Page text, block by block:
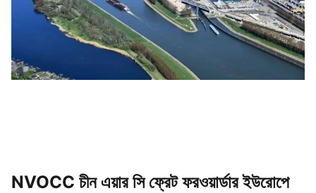
NVOCC চীন এয়ার সি ফ্রেট ফরওয়ার্ডার ইউরোপে